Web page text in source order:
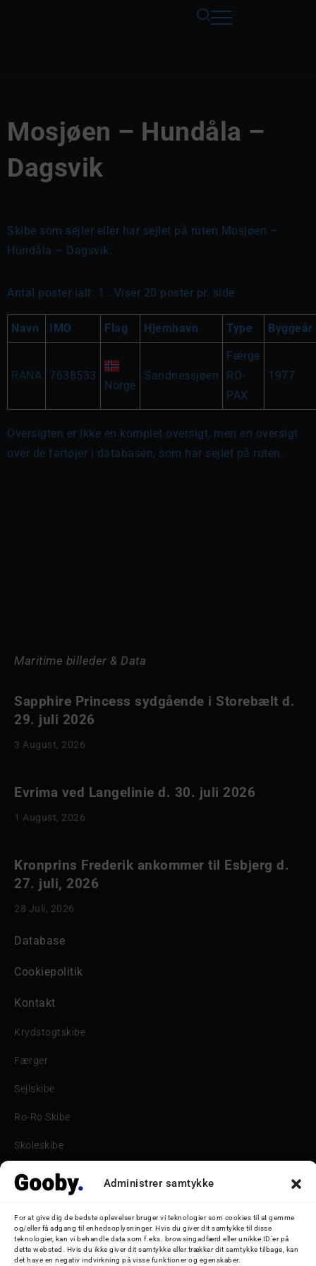
Administrer samtykke
For at give dig de bedste oplevelser bruger vi teknologier som cookies til at gemme
og/eller få adgang til enhedsoplysninger. Hvis du giver dit samtykke til disse
teknologier, kan vi behandle data som f.eks. browsingadfærd eller unikke ID'er på
dette websted. Hvis du ikke giver dit samtykke eller trækker dit samtykke tilbage, kan
det have en negativ indvirkning på visse funktioner og egenskaber.
Mosjøen – Hundåla –
Dagsvik
Skibe som sejler eller har sejlet på ruten Mosjøen –
Hundåla – Dagsvik.
Antal poster ialt: 1 . Viser 20 poster pr. side
Navn IMO Flag Hjemhavn Type Byggeår
RANA 7638533
Norge
Sandnessjøen
Færge
RO-
PAX
1977
Oversigten er ikke en komplet oversigt, men en oversigt
over de fartøjer i databasen, som har sejlet på ruten.
Maritime billeder & Data
Sapphire Princess sydgående i Storebælt d.
29. juli 2026
3 August, 2026
Evrima ved Langelinie d. 30. juli 2026
1 August, 2026
Kronprins Frederik ankommer til Esbjerg d.
27. juli, 2026
28 Juli, 2026
Database
Cookiepolitik
Kontakt
Krydstogtskibe
Færger
Sejlskibe
Ro-Ro Skibe
Skoleskibe
Havne & Turbåde samt restaurantionsskibe
Bilskib
Storebæltsbroen